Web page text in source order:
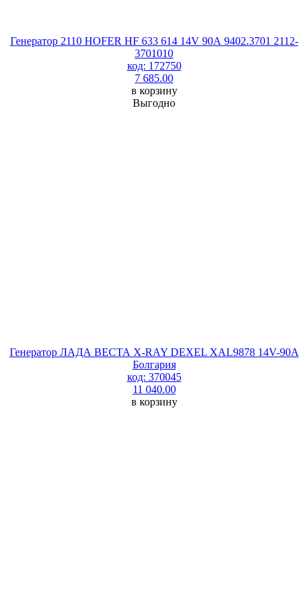
Генератор 2110 HOFER HF 633 614 14V 90А 9402.3701 2112-
3701010
код: 172750
7 685.00
в корзину
Выгодно
Генератор ЛАДА ВЕСТА X-RAY DEXEL XAL9878 14V-90A
Болгария
код: 370045
11 040.00
в корзину